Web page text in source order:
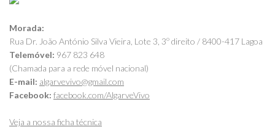
Morada:
Rua Dr. João António Silva Vieira, Lote 3, 3º direito / 8400-417 Lagoa
Telemóvel: 967 823 648
(Chamada para a rede móvel nacional)
E-mail: algarvevivo@gmail.com
Facebook: facebook.com/AlgarveVivo
Veja a nossa ficha técnica